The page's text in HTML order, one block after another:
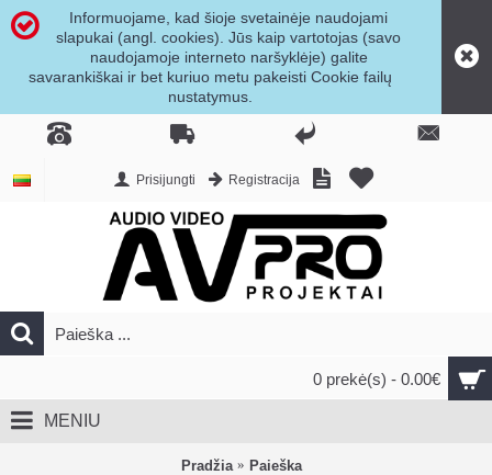
Informuojame, kad šioje svetainėje naudojami
slapukai (angl. cookies). Jūs kaip vartotojas (savo
naudojamoje interneto naršyklėje) galite
savarankiškai ir bet kuriuo metu pakeisti Cookie failų
nustatymus.
Prisijungti Registracija
0 prekė(s) - 0.00€
MENIU
Pradžia Paieška